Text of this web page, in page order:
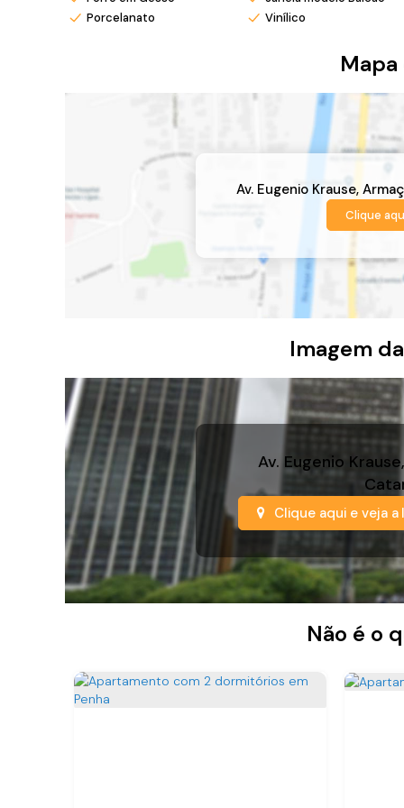
Porcelanato
Vinílico
Mapa
Av. Eugenio Krause,
Clique
Imagem
Av. Eugenio Krause,
Clique aqui e veja a
Não é o